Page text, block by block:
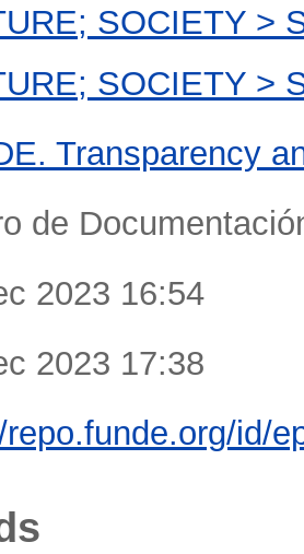
SOCIETY >
SOCIETY >
Transparency
de
2023 16:54
2023 17:38
repo.funde.org/id/